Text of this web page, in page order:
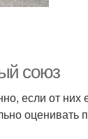
союз
если от них
оценивать